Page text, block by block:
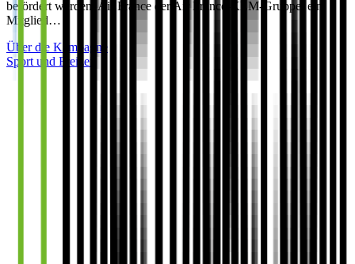
befördert werden. Air France der Air France-KLM-Gruppe, ein
Mitglied…
Über die Kampagne
Sport und Freizeit